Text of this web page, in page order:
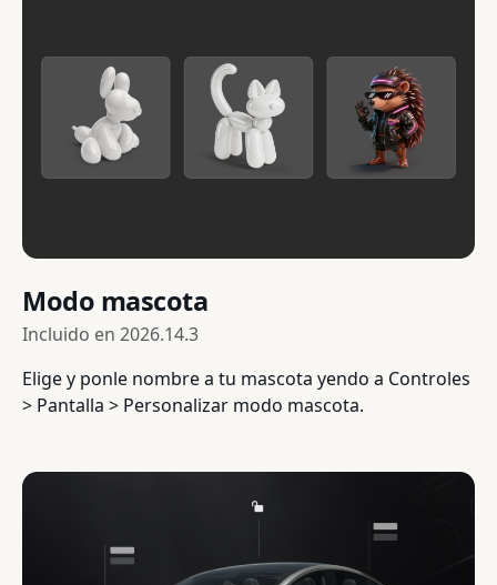
Modo mascota
Incluido en 2026.14.3
Elige y ponle nombre a tu mascota yendo a Controles
> Pantalla > Personalizar modo mascota.